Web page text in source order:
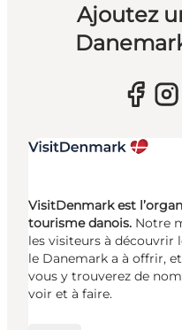
Ajoutez
VisitDenmark est
tourisme danois. Notre
les visiteurs à découvrir
le Danemark a à offrir,
vous y trouverez de
voir et à faire.